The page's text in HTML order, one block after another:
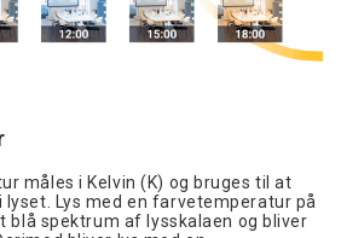
måles i Kelvin (K) og bruges til at
Lys med en farvetemperatur på
blå spektrum af lysskalaen og bliver